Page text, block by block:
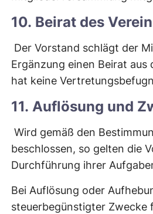
10. Beirat des
Der Vorstand schlägt der
Ergänzung einen Beirat
hat keine
11. Auflösung und
Wird gemäß den
beschlossen, so gelten die
Durchführung ihrer
Bei Auflösung oder
steuerbegünstigter Zwecke